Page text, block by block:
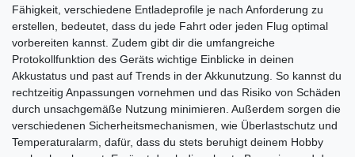
Fähigkeit, verschiedene Entladeprofile je nach Anforderung zu
erstellen, bedeutet, dass du jede Fahrt oder jeden Flug optimal
vorbereiten kannst. Zudem gibt dir die umfangreiche
Protokollfunktion des Geräts wichtige Einblicke in deinen
Akkustatus und past auf Trends in der Akkunutzung. So kannst du
rechtzeitig Anpassungen vornehmen und das Risiko von Schäden
durch unsachgemäße Nutzung minimieren. Außerdem sorgen die
verschiedenen Sicherheitsmechanismen, wie Überlastschutz und
Temperaturalarm, dafür, dass du stets beruhigt deinem Hobby